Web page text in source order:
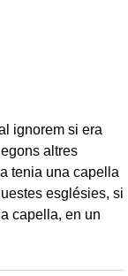
ignorem si era
altres
tenia una capella
esglésies, si
capella, en un